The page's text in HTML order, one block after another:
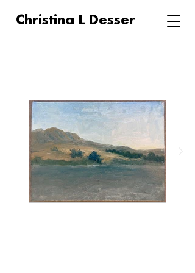
Christina L Desser